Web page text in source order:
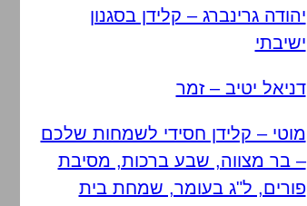
יהודה גרינברג – קלידן בסגנון
ישיבתי
דניאל יטיב – זמר
מוטי – קלידן חסידי לשמחות שלכם
– בר מצווה, שבע ברכות, מסיבת
פורים, ל"ג בעומר, שמחת בית